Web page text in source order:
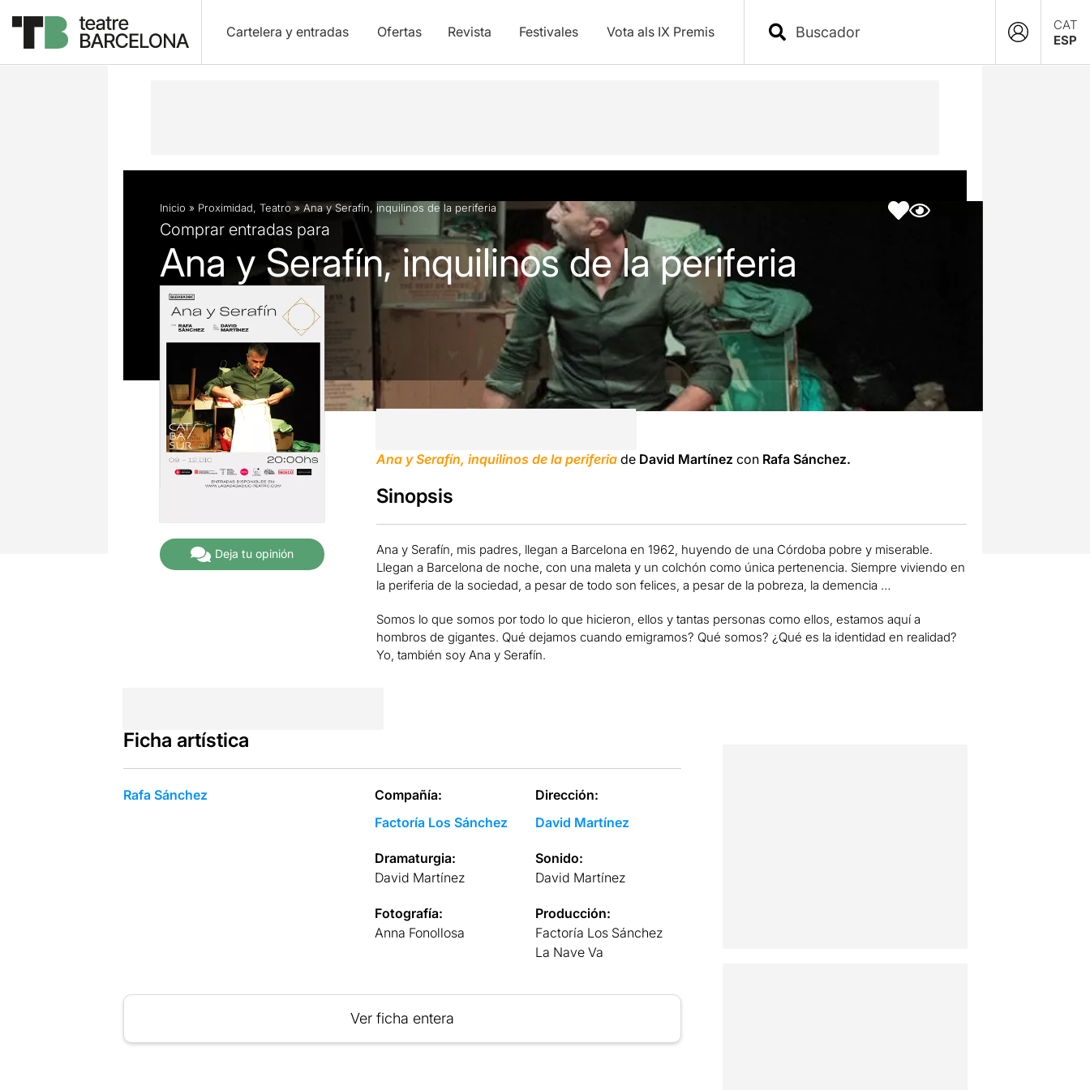
Cartelera y entradas Ofertas Revista Festivales Vota als IX Premis
CAT
ESP
Descripción Ficha artística Fotos y vídeos Artículos
Inicio » Proximidad, Teatro » Ana y Serafín, inquilinos de la periferia
Comprar entradas para
Ana y Serafín, inquilinos de la periferia
Deja tu opinión
Ana y Serafín, inquilinos de la periferiade David Martínez con Rafa Sánchez.
Sinopsis
Ana y Serafín , mis padres llegan a Barcelona en 1962 , huyendo de una Córdoba pobre y miserable.
Llegan a Barcelona de noche , con una maleta y un colchón como única pertenencia. Siempre viviendo en
la periferia de la sociedad a pesar de todo son felices a pesar de la pobreza la demencia …
Somos lo que somos por todo lo que hicieron , ellos y tantas personas como ellos estamos aquí a
hombros de gigantes. Qué dejamos cuando emigramos? Qué somos? ¿Qué es la identidad en realidad?
Yo también soy Ana y Serafín.
Ficha artística
Rafa Sánchez
Compañía:
Factoría Los Sánchez
Dirección:
David Martínez
Dramaturgia:
David Martínez
Sonido:
David Martínez
Fotografía:
Anna Fonollosa
Producción:
Factoría Los Sánchez
La Nave Va
Ver ficha entera